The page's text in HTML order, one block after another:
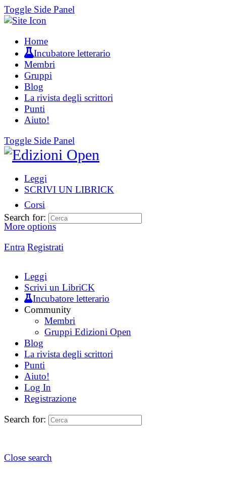
Toggle Side Panel
Home
Incubatore letterario
Membri
Gruppi
Blog
La rivista degli scrittori
Punti
Aiuto!
Toggle Side Panel
Leggi
SCRIVI UN LIBRICK
Corsi
More options
Entra Registrati
Search for:
Leggi
Scrivi un LibriCK
Incubatore letterario
Community
Membri
Gruppi Edizioni Open
Blog
La rivista degli scrittori
Punti
Aiuto!
Log In
Registrazione
Search for:
Close search